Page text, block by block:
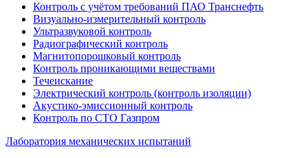
Контроль с учётом требований ПАО Транснефть
Визуально-измерительный контроль
Ультразвуковой контроль
Радиографический контроль
Магнитопорошковый контроль
Контроль проникающими веществами
Течеискание
Электрический контроль (контроль изоляции)
Акустико-эмиссионный контроль
Контроль по СТО Газпром
Лаборатория механических испытаний